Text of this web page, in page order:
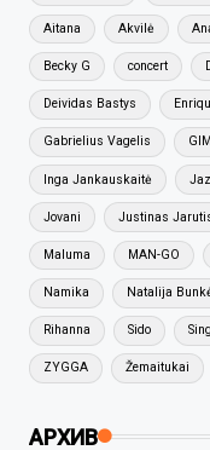
Aitana Akvilė
Becky G concert
Deividas Bastys
Gabrielius Vagelis
Inga Jankauskaitė
Jovani Justinas
Maluma MAN-GO
Namika Natalija
Rihanna Sido
ZYGGA Žemaitukai
АРХИВ